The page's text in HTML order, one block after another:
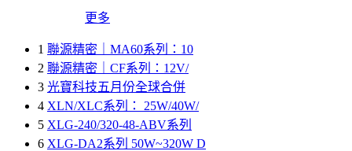
更多
1 聯源精密｜MA60系列：10
2 聯源精密｜CF系列：12V/
3 光寶科技五月份全球合併
4 XLN/XLC系列： 25W/40W/
5 XLG-240/320-48-ABV系列
6 XLG-DA2系列 50W~320W D